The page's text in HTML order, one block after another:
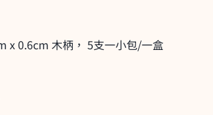
x 0.6cm 木柄， 5支一小包/一盒